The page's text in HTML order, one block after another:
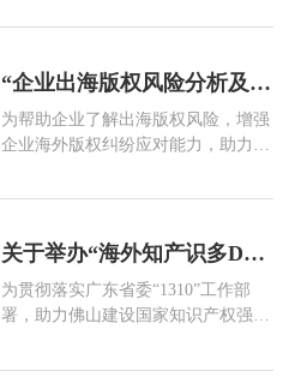
一步推广企业知识产权国际合规管理
口，助力广州外向型企业高质量发
展，在广州市市场监督管理局（知识
产权局）指导下，广东省海外知识产
权保护促进会拟于2023年9月1日举办
“企业出海版权风险分析及应对实务”线下主题沙龙通知
为帮助企业了解出海版权风险，增强
企业海外版权纠纷应对能力，助力企
保护中心、海外知识产权纠纷应对指
产权保护促进会举办“企业出海版权
风险分析及应对实务”主题沙龙活
动，现将有关事项通知如下： “1组织
单位主办单位：
关于举办“海外知产识多D”第七期——“美国高质量专利申请实务”培训的通知
为贯彻落实广东省委“1310”工作部
署，助力佛山建设国家知识产权强市
识产权保护意识和纠纷应对能力，佛